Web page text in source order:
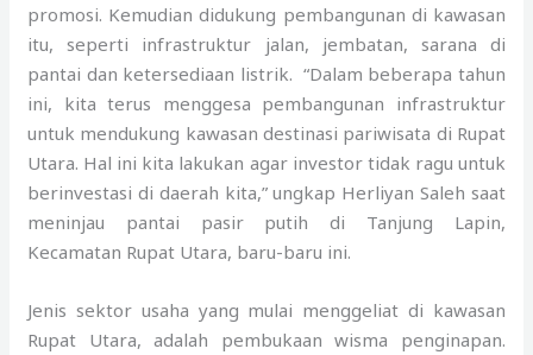
promosi. Kemudian didukung pembangunan di kawasan
itu, seperti infrastruktur jalan, jembatan, sarana di
pantai dan ketersediaan listrik. “Dalam beberapa tahun
ini, kita terus menggesa pembangunan infrastruktur
untuk mendukung kawasan destinasi pariwisata di Rupat
Utara. Hal ini kita lakukan agar investor tidak ragu untuk
berinvestasi di daerah kita,” ungkap Herliyan Saleh saat
meninjau pantai pasir putih di Tanjung Lapin,
Kecamatan Rupat Utara, baru-baru ini.
Jenis sektor usaha yang mulai menggeliat di kawasan
Rupat Utara, adalah pembukaan wisma penginapan.